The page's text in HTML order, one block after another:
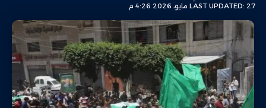
LAST UPDATED: 27 مايو، 2026 4:26 م